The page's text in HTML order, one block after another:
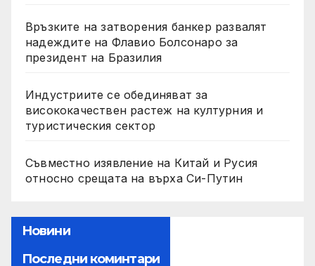
Връзките на затворения банкер развалят
надеждите на Флавио Болсонаро за
президент на Бразилия
Индустриите се обединяват за
висококачествен растеж на културния и
туристическия сектор
Съвместно изявление на Китай и Русия
относно срещата на върха Си-Путин
Новини
Последни коминтари